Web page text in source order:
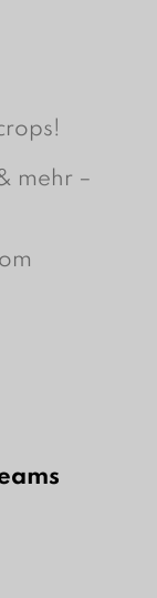
mehr –